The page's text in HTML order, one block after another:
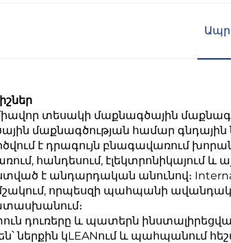
տեսակի մաքնագծային
մաքնագծության համար գնդային
է դրագույն բնագավառում
հանդեսում, էլեկտրոնիկայում և
է անդարդական անունով։
որպեսզի պահպանի
դուռերը և պատերն ինստալիրեցված
ներքին կLEANում և պահպանում